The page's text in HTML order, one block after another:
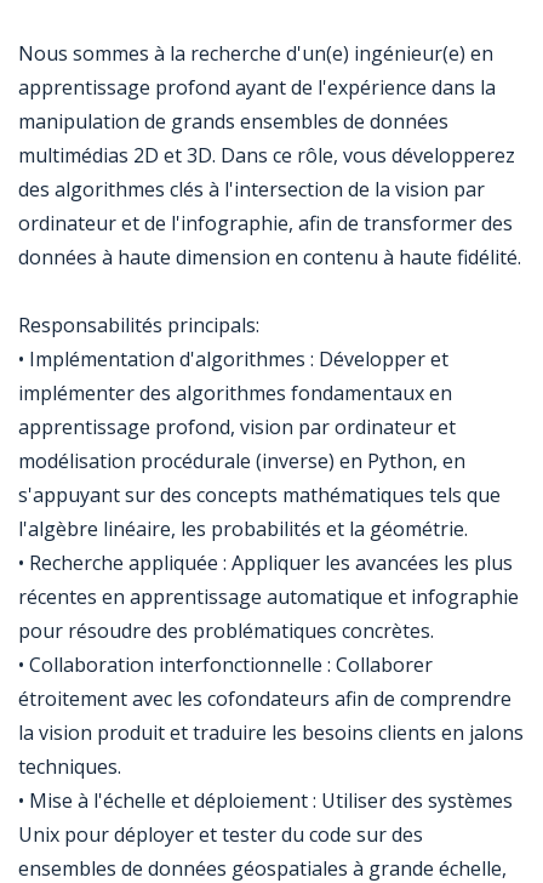
Nous sommes à la recherche d'un(e) ingénieur(e) en
apprentissage profond ayant de l'expérience dans la
manipulation de grands ensembles de données
multimédias 2D et 3D. Dans ce rôle, vous développerez
des algorithmes clés à l'intersection de la vision par
ordinateur et de l'infographie, afin de transformer des
données à haute dimension en contenu à haute fidélité.
Responsabilités principals:
• Implémentation d'algorithmes : Développer et
implémenter des algorithmes fondamentaux en
apprentissage profond, vision par ordinateur et
modélisation procédurale (inverse) en Python, en
s'appuyant sur des concepts mathématiques tels que
l'algèbre linéaire, les probabilités et la géométrie.
• Recherche appliquée : Appliquer les avancées les plus
récentes en apprentissage automatique et infographie
pour résoudre des problématiques concrètes.
• Collaboration interfonctionnelle : Collaborer
étroitement avec les cofondateurs afin de comprendre
la vision produit et traduire les besoins clients en jalons
techniques.
• Mise à l'échelle et déploiement : Utiliser des systèmes
Unix pour déployer et tester du code sur des
ensembles de données géospatiales à grande échelle,